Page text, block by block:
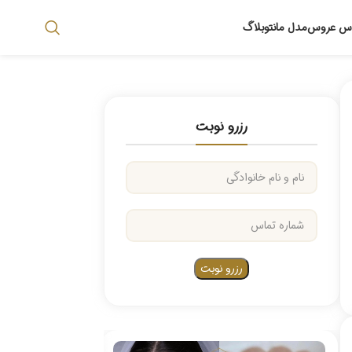
عروسمدل مانتوبلاگ
رزرو نوبت